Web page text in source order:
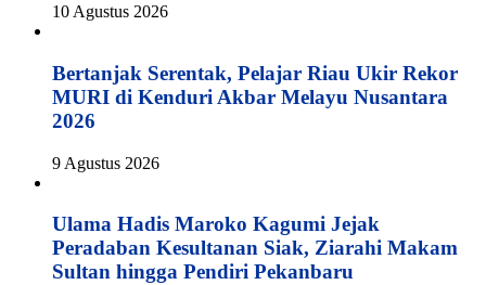
10 Agustus 2026
Bertanjak Serentak, Pelajar Riau Ukir Rekor
MURI di Kenduri Akbar Melayu Nusantara
2026
9 Agustus 2026
Ulama Hadis Maroko Kagumi Jejak
Peradaban Kesultanan Siak, Ziarahi Makam
Sultan hingga Pendiri Pekanbaru